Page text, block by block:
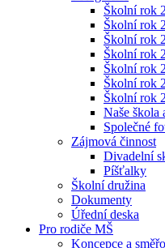
Školní rok
Školní rok
Školní rok
Školní rok
Školní rok
Školní rok
Školní rok
Naše škola
Společné
Zájmová činnost
Divadelní
Píšťalky
Školní družina
Dokumenty
Úřední deska
Pro rodiče MŠ
Koncepce a